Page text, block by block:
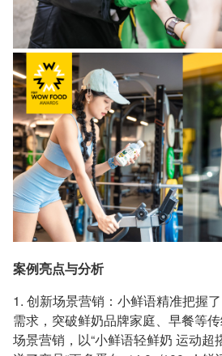
案例亮点与分析
1. 创新场景营销：小鲜语精准把握
需求，突破鲜奶品牌家庭、早餐等
场景营销，以“小鲜语轻鲜奶 运动超